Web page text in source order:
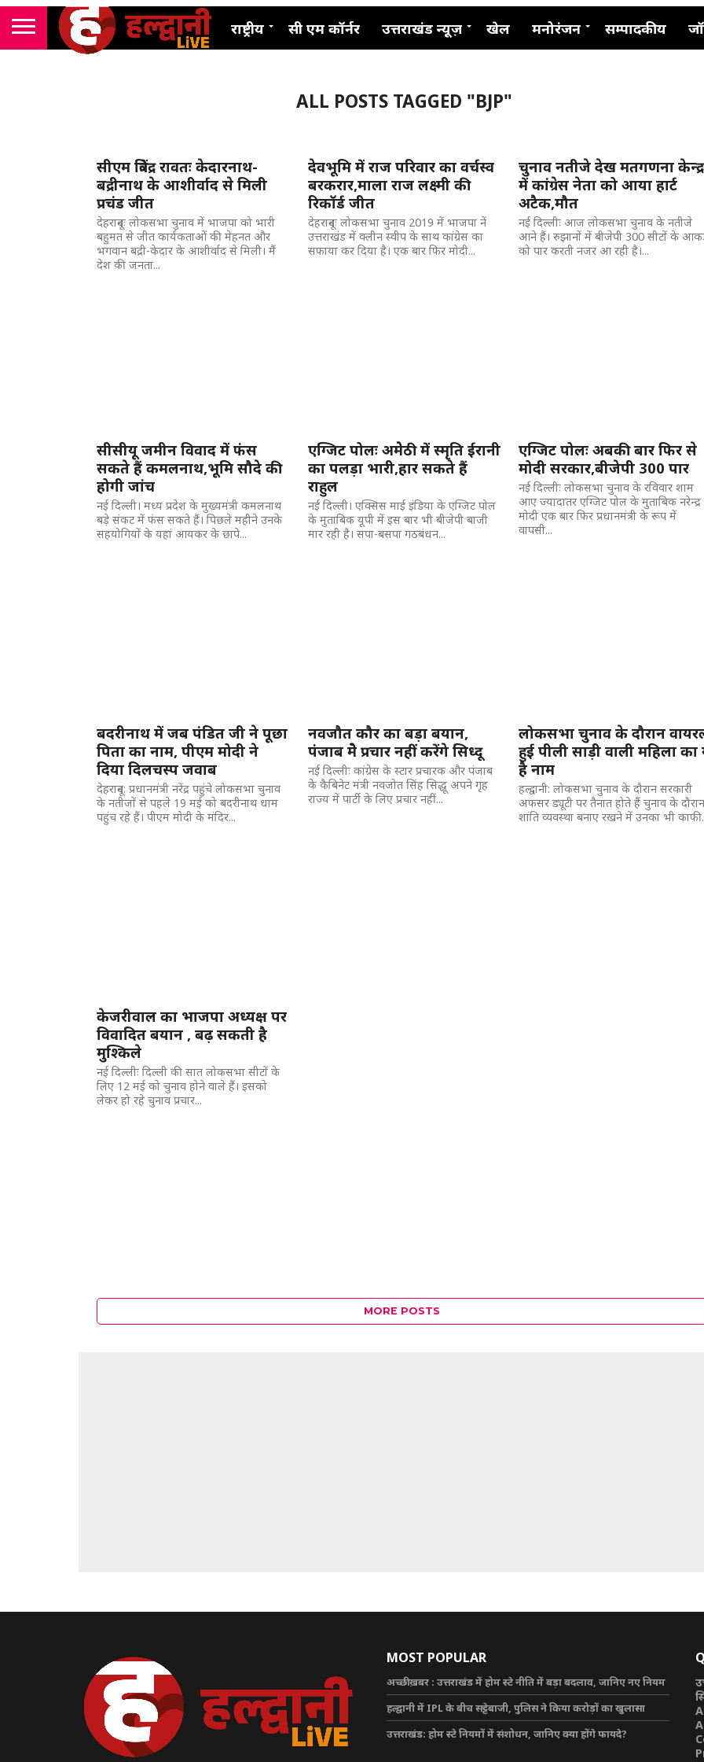
राष्ट्रीय सी एम कॉर्नर उत्तराखंड न्यूज़ खेल मनोरंजन सम्पादकीय
ALL POSTS TAGGED "BJP"
सीएम त्रिवेंद्र रावतः केदारनाथ-
बद्रीनाथ के आशीर्वाद से मिली
प्रचंड जीत
देहरादूनः लोकसभा चुनाव में भाजपा को भारी
बहुमत से जीत कार्यकताओं की मेहनत और
भगवान बद्री-केदार के आशीर्वाद से मिली। मैं
देश की जनता...
देवभूमि में राज परिवार का वर्चस्व
बरकरार,माला राज लक्ष्मी की
रिकॉर्ड जीत
देहरादूनः लोकसभा चुनाव 2019 में भाजपा नें
उत्तराखंड में क्लीन स्वीप के साथ कांग्रेस का
सफाया कर दिया है। एक बार फिर मोदी...
चुनाव नतीजे देख मतगणना केन्द्र
में कांग्रेस नेता को आया हार्ट
अटैक,मौत
नई दिल्लीः आज लोकसभा चुनाव के नतीजे
आने हैं। रुझानों में बीजेपी 300 सीटों के
को पार करती नजर आ रही है।...
सीसीयू जमीन विवाद में फंस
सकते हैं कमलनाथ,भूमि सौदे की
होगी जांच
नई दिल्ली। मध्य प्रदेश के मुख्यमंत्री कमलनाथ
बड़े संकट में फंस सकते हैं। पिछले महीने उनके
सहयोगियों के यहां आयकर के छापे...
एग्जिट पोलः अमेेठी में स्मृति ईरानी
का पलड़ा भारी,हार सकते हैं
राहुल
नई दिल्ली। एक्सिस माई इंडिया के एग्जिट पोल
के मुताबिक यूपी में इस बार भी बीजेपी बाजी
मार रही है। सपा-बसपा गठबंधन...
एग्जिट पोलः अबकी बार फिर से
मोदी सरकार,बीजेपी 300 पार
नई दिल्लीः लोकसभा चुनाव के रविवार शाम
आए ज्यादातर एग्जिट पोल के मुताबिक नरेन्द्र
मोदी एक बार फिर प्रधानमंत्री के रूप में
वापसी...
बदरीनाथ में जब पंडित जी ने पूछा
पिता का नाम, पीएम मोदी ने
दिया दिलचस्प जवाब
देहरादून: प्रधानमंत्री नरेंद्र पहुंचे लोकसभा चुनाव
के नतीजों से पहले 19 मई को बदरीनाथ धाम
पहुंच रहे हैं। पीएम मोदी के मंदिर...
नवजौत कौर का बड़ा बयान,
पंजाब मेॆ प्रचार नहीं करेंगे सिध्दू
नई दिल्लीः कांग्रेस के स्टार प्रचारक और पंजाब
के कैबिनेट मंत्री नवजोत सिंह सिद्धू अपने गृह
राज्य में पार्टी के लिए प्रचार नहीं...
लोकसभा चुनाव के दौरान
हुई पीली साड़ी वाली महिला का
है नाम
हल्द्वानी: लोकसभा चुनाव के दौरान सरकारी
अफसर ड्यूटी पर तैनात होते हैं चुनाव के दौरान
शांति व्यवस्था बनाए रखने में उनका भी
केजरीवाल का भाजपा अध्यक्ष पर
विवादित बयान , बढ़ सकती है
मुश्किले
नई दिल्लीः दिल्ली की सात लोकसभा सीटों के
लिए 12 मई को चुनाव होने वाले हैं। इसको
लेकर हो रहे चुनाव प्रचार...
MORE POSTS
MOST POPULAR
अच्छी ख़बर : उत्तराखंड में होम स्टे नीति में बड़ा बदलाव, जानिए नए नियम
हल्द्वानी में IPL के बीच सट्टेबाजी, पुलिस ने किया करोड़ों का खुलासा
उत्तराखंड: होम स्टे नियमों में संशोधन, जानिए क्या होंगे फायदे?